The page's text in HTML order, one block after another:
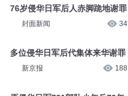
76岁侵华日军后人赤脚跪地谢罪
封面新闻 34
多位侵华日军后代集体来华谢罪
新京报 188